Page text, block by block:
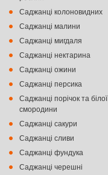
Саджанці колоновидних
Саджанці малини
Саджанці мигдаля
Саджанці нектарина
Саджанці ожини
Саджанці персика
Саджанці порічок та білої
смородини
Саджанці сакури
Саджанці сливи
Саджанці фундука
Саджанці черешні